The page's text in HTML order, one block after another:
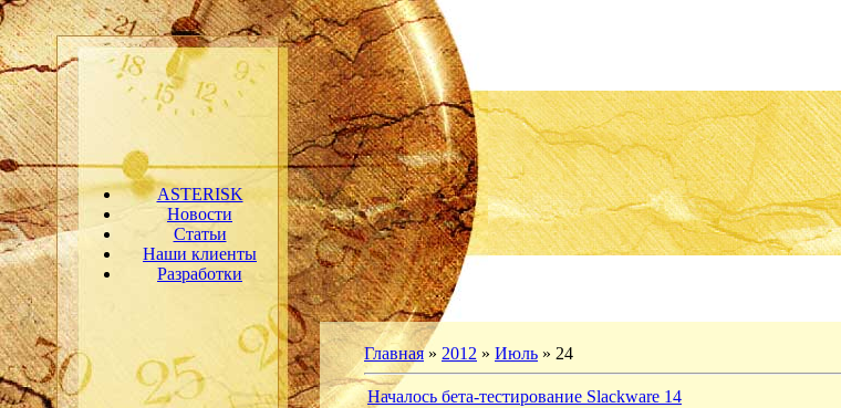
ASTERISK
Новости
Статьи
Наши клиенты
Разработки
Главная» 2012 » Июль » 24
Началось бета-тестирование Slackware 14